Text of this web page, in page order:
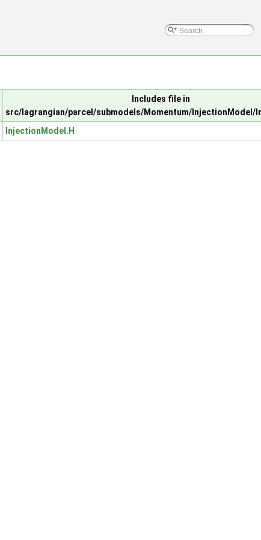
Includes file in
src/lagrangian/parcel/submodels/Momentum/InjectionModel/
InjectionModel.H